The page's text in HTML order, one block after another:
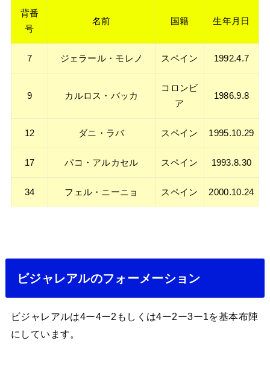
背番
号
名前 国籍 生年月日
7 ジェラール・モレノ スペイン 1992.4.7
9 カルロス・バッカ
コロンビ
ア
1986.9.8
12 ダニ・ラバ スペイン 1995.10.29
17 パコ・アルカセル スペイン 1993.8.30
34 フェル・ニーニョ スペイン 2000.10.24
ビジャレアルのフォーメーション
ビジャレアルは4ー4ー2もしくは4ー2ー3ー1を基本布陣
にしています。